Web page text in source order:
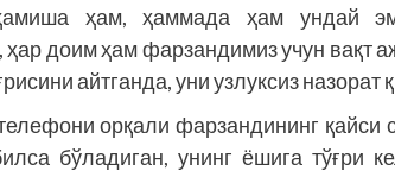
ҳам, ҳаммада ҳам ундай
ҳар доим ҳам фарзандимиз учун вақт
айтганда, уни узлуксиз назорат
орқали фарзандининг қайси
бўладиган, унинг ёшига тўғри